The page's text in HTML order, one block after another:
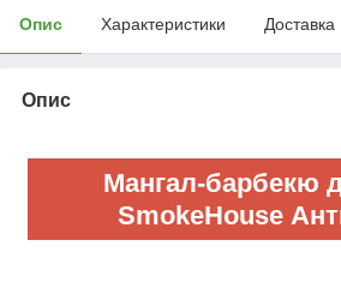
Опис Характеристики Доставка
Опис
Мангал-барбекю
SmokeHouse